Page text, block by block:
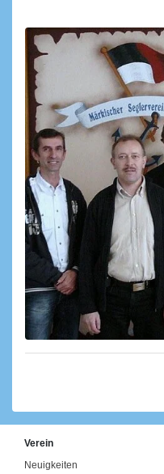
Verein
Neuigkeiten